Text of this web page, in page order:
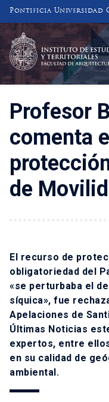
Pontificia Universidad
INSTITUTO DE
Y
FACULTAD DE
Profesor
comenta
de
El recurso de
obligatoriedad del
«se perturbaba el
síquica», fue
Apelaciones de
Últimas Noticias
expertos, entre
en su calidad de
ambiental.